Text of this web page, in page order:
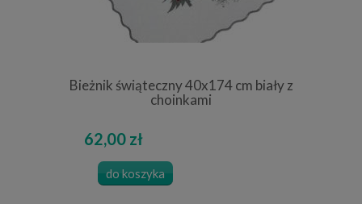
Bieżnik świąteczny 40x174 cm biały z
choinkami
62,00 zł
do koszyka